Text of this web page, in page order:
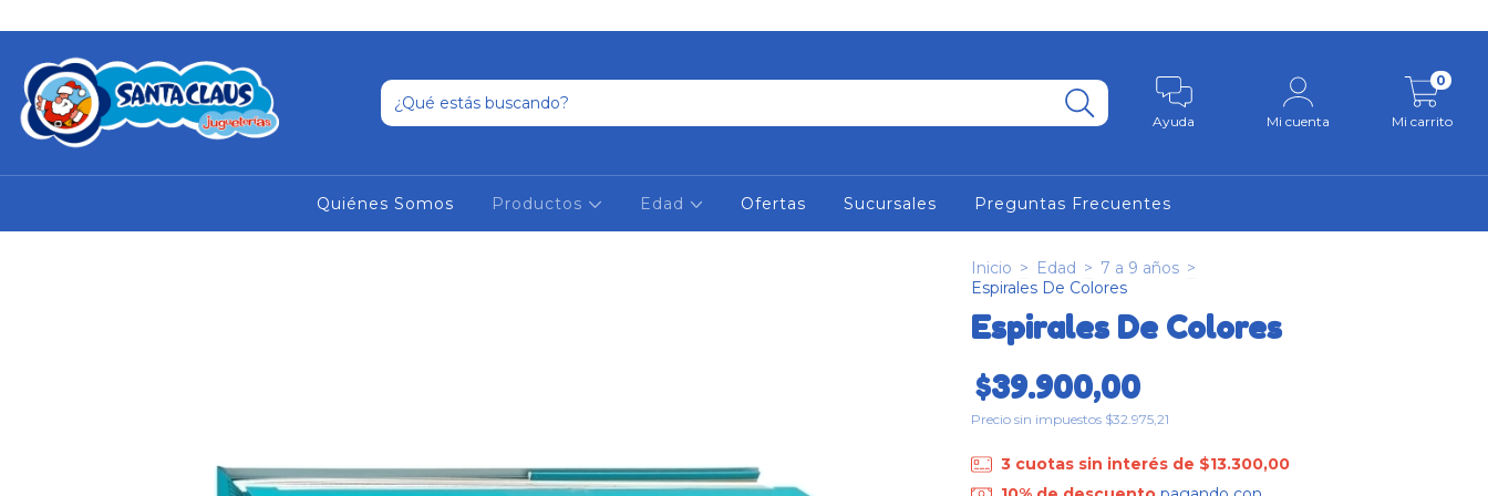
Ayuda Mi cuenta Mi carrito
0
Quiénes Somos Productos Edad Ofertas Sucursales Preguntas Frecuentes
Inicio > Edad > 7 a 9 años >
Espirales De Colores
Espirales De Colores
$39.900,00
Precio sin impuestos $32.975,21
3 cuotas sin interés de $13.300,00